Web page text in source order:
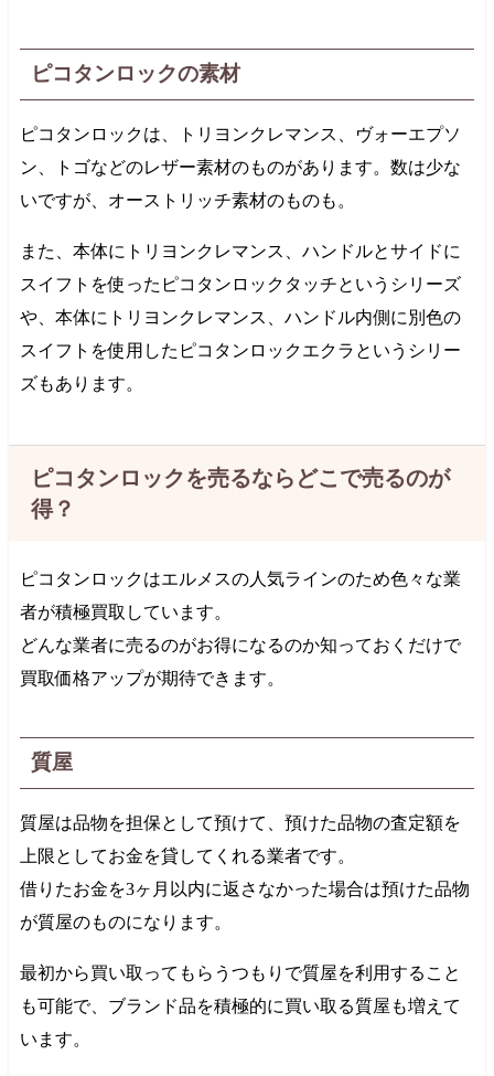
ピコタンロックの素材
ピコタンロックは、トリヨンクレマンス、ヴォーエプソ
ン、トゴなどのレザー素材のものがあります。数は少な
いですが、オーストリッチ素材のものも。
また、本体にトリヨンクレマンス、ハンドルとサイドに
スイフトを使ったピコタンロックタッチというシリーズ
や、本体にトリヨンクレマンス、ハンドル内側に別色の
スイフトを使用したピコタンロックエクラというシリー
ズもあります。
ピコタンロックを売るならどこで売るのが
得？
ピコタンロックはエルメスの人気ラインのため色々な業
者が積極買取しています。
どんな業者に売るのがお得になるのか知っておくだけで
買取価格アップが期待できます。
質屋
質屋は品物を担保として預けて、預けた品物の査定額を
上限としてお金を貸してくれる業者です。
借りたお金を3ヶ月以内に返さなかった場合は預けた品物
が質屋のものになります。
最初から買い取ってもらうつもりで質屋を利用すること
も可能で、ブランド品を積極的に買い取る質屋も増えて
います。